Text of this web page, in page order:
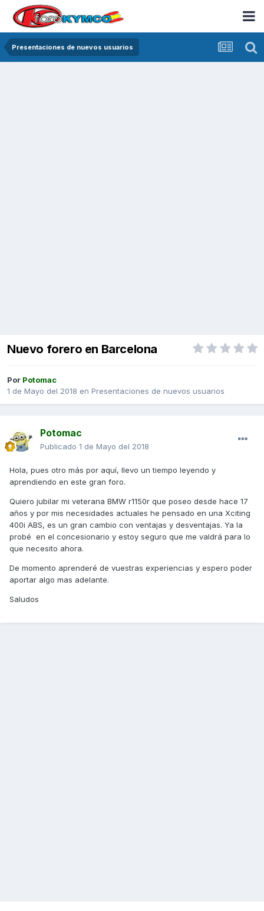
Presentaciones de nuevos usuarios
Nuevo forero en Barcelona
Por Potomac
1 de Mayo del 2018 en Presentaciones de nuevos usuarios
Potomac
Publicado 1 de Mayo del 2018
Hola, pues otro más por aquí, llevo un tiempo leyendo y
aprendiendo en este gran foro.
Quiero jubilar mi veterana BMW r1150r que poseo desde hace 17
años y por mis necesidades actuales he pensado en una Xciting
400i ABS, es un gran cambio con ventajas y desventajas. Ya la
probé en el concesionario y estoy seguro que me valdrá para lo
que necesito ahora.
De momento aprenderé de vuestras experiencias y espero poder
aportar algo mas adelante.
Saludos